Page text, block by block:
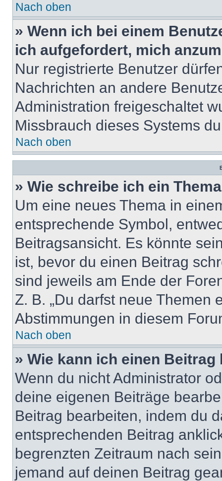
Nach oben
» Wenn ich bei einem
ich aufgefordert, mich
Nur registrierte Benutzer
Nachrichten an andere
Administration freigeschaltet
Missbrauch dieses Systems
Nach oben
» Wie schreibe ich ein
Um eine neues Thema in
entsprechende Symbol,
Beitragsansicht. Es könnte
ist, bevor du einen Beitrag
sind jeweils am Ende der
Z. B. „Du darfst neue Themen
Abstimmungen in diesem
Nach oben
» Wie kann ich einen
Wenn du nicht Administrator
deine eigenen Beiträge
Beitrag bearbeiten, indem du
entsprechenden Beitrag
begrenzten Zeitraum nach
jemand auf deinen Beitrag